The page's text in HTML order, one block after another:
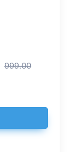
999.00